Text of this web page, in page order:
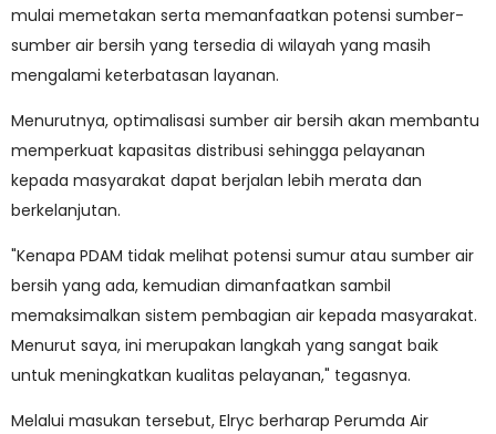
mulai memetakan serta memanfaatkan potensi sumber-
sumber air bersih yang tersedia di wilayah yang masih
mengalami keterbatasan layanan.
Menurutnya, optimalisasi sumber air bersih akan membantu
memperkuat kapasitas distribusi sehingga pelayanan
kepada masyarakat dapat berjalan lebih merata dan
berkelanjutan.
"Kenapa PDAM tidak melihat potensi sumur atau sumber air
bersih yang ada, kemudian dimanfaatkan sambil
memaksimalkan sistem pembagian air kepada masyarakat.
Menurut saya, ini merupakan langkah yang sangat baik
untuk meningkatkan kualitas pelayanan," tegasnya.
Melalui masukan tersebut, Elryc berharap Perumda Air